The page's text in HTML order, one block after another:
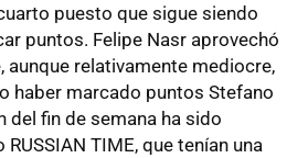
puesto que sigue siendo
puntos. Felipe Nasr aprovechó
aunque relativamente mediocre,
haber marcado puntos Stefano
del fin de semana ha sido
TIME, que tenían una